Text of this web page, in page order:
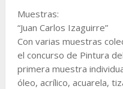
Muestras:
“Juan Carlos Izaguirre”
Con varias muestras
el concurso de Pintura
primera muestra
óleo, acrílico, acuarela,